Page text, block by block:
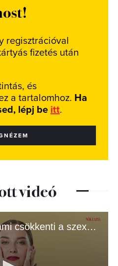
regisztrációval
fizetés után
és
a tartalomhoz. Ha
lépj be itt.
videó
5 meglepő dolog, ami csökkenti a szexuális vonzerőt